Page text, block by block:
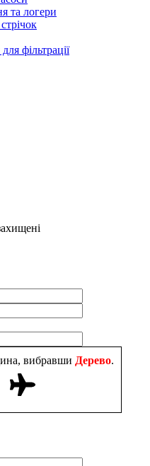
та логери
фільтрації
вибравши Дерево.